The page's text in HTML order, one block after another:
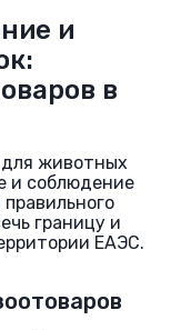
и
в
животных
и соблюдение
границу и
ЕАЭС.